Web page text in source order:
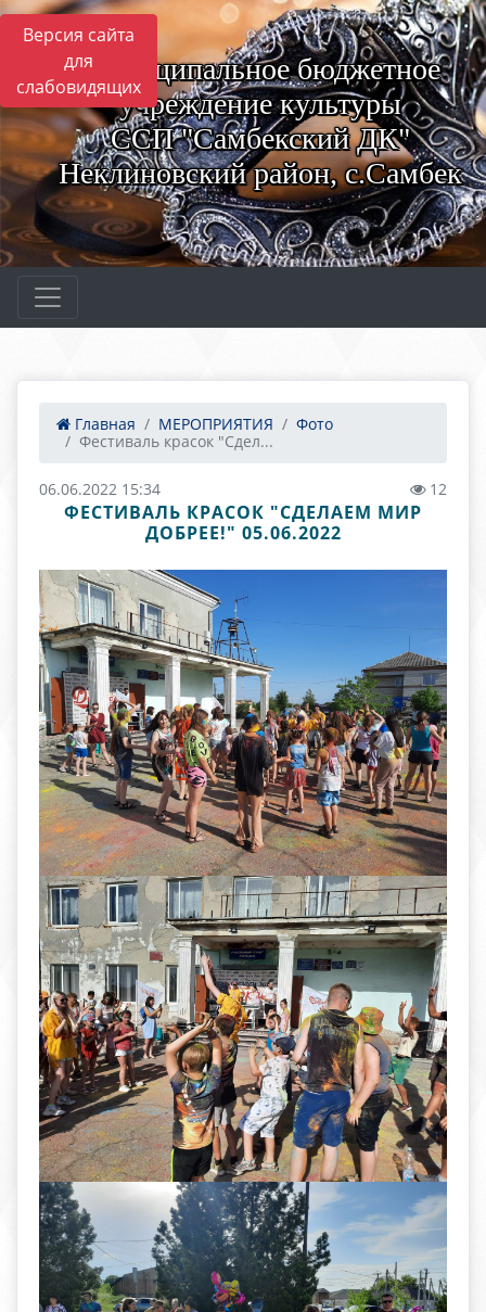
Версия сайта
для
слабовидящих
Муниципальное бюджетное
учреждение культуры
ССП "Самбекский ДК"
Неклиновский район, с.Самбек
Главная МЕРОПРИЯТИЯ
Фото
Фестиваль красок "Сдел...
06.06.2022 15:34 12
ФЕСТИВАЛЬ КРАСОК "СДЕЛАЕМ МИР
ДОБРЕЕ!" 05.06.2022